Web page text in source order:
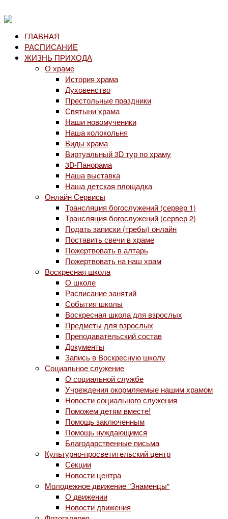
ГЛАВНАЯ
РАСПИСАНИЕ
ЖИЗНЬ ПРИХОДА
О храме
История храма
Духовенство
Престольные праздники
Святыни храма
Наши новомученики
Наша колокольня
Виды храма
Виртуальный 3D тур по храму
3D-Панорама
Наша выставка
Наша детская площадка
Онлайн Сервисы
Трансляция богослужений (сервер 1)
Трансляция богослужений (сервер 2)
Подать записки (требы) онлайн
Поставить свечи в храме
Пожертвовать в алтарь
Пожертвовать на наш храм
Воскресная школа
О школе
Расписание занятий
События школы
Воскресная школа для взрослых
Предметы для взрослых
Преподавательский состав
Документы
Запись в Воскресную школу
Социальное служение
О социальной службе
Учреждения окормляемые нашим храмом
Новости социального служения
Поможем детям вместе!
Помощь заключенным
Помощь нуждающимся
Благодарственные письма
Культурно-просветительский центр
Секции
Новости центра
Молодежное движение "Знаменцы"
О движении
Новости движения